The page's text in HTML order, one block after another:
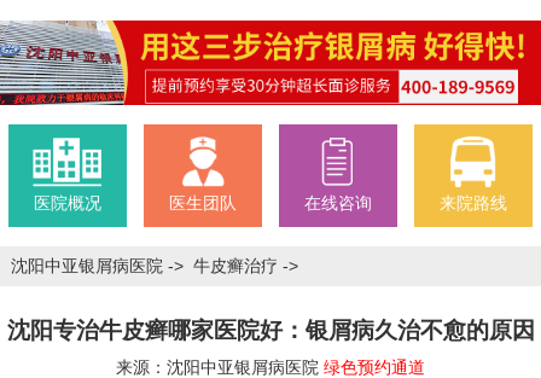
医院概况 医生团队 在线咨询 来院路线
沈阳中亚银屑病医院 -> 牛皮癣治疗 ->
沈阳专治牛皮癣哪家医院好：银屑病久治不愈的原因
来源：沈阳中亚银屑病医院 绿色预约通道